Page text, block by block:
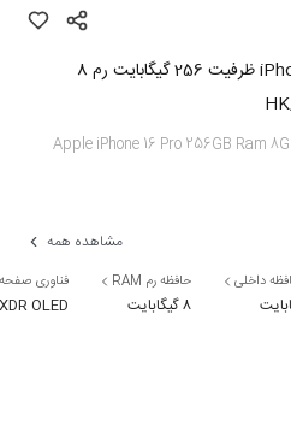
گوشی موبایل اپل مدل iPhone 16 Pro ظرفیت 256 گیگابایت رم 8
Apple iPhone 16 Pro 256GB Ram
مشاهده همه
داخلی حافظه رم RAM
8 گیگابایت
فناوری
OLED